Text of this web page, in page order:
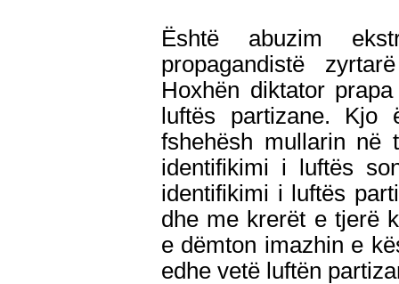
Është abuzim
propagandistë
Hoxhën diktator
luftës partizane.
fshehësh mullarin në
identifikimi i luftës
identifikimi i luftës
dhe me krerët e tjerë
e dëmton imazhin e
edhe vetë luftën